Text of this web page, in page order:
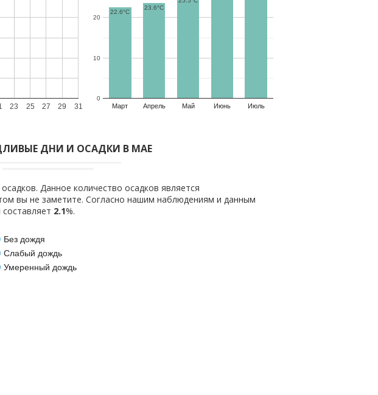
23 25 27 29 31 Март Апрель Май Июнь Июль
0
10
20
22.6°C
23.6°C
ДНИ И ОСАДКИ В МАЕ
Данное количество осадков является
вы не заметите. Согласно нашим наблюдениям и данным
2.1%.
Без дождя
Слабый дождь
Умеренный дождь